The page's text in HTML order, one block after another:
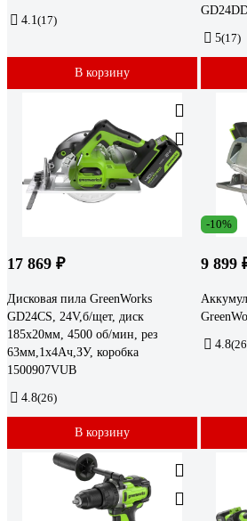
4.1 (17)
В корзину
5(17)
17 869 ₽
Дисковая пила GreenWorks
GD24CS, 24V,б/щет, диск
185х20мм, 4500 об/мин, рез
63мм,1x4Ач,ЗУ, коробка
1500907VUB
4.8(26)
В корзину
-10%
9 899
4.8